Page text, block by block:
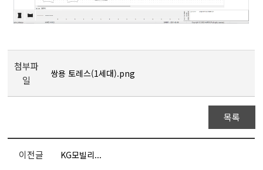
첨부파
일
쌍용 토레스(1세대).png
목록
이전글 KG모빌리...